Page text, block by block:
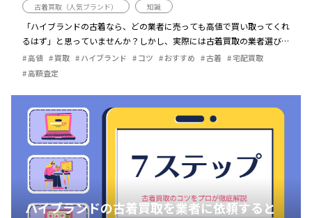
古着買取（人気ブランド）
知識
「ハイブランドの古着なら、どの業者に売っても高値で買い取ってくれ
るはず」と思っていませんか？しかし、実際には古着買取の業者選びひ
とつで、数千円から数万円もの差が出ることも珍しくありません。高値
での取引を実現するためには、 […]
高値 買取 ハイブランド コツ おすすめ 古着
宅配買取
高額査定
ハイブランドの古着買取を業者に依頼すると